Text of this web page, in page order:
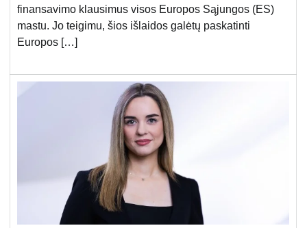
finansavimo klausimus visos Europos Sąjungos (ES)
mastu. Jo teigimu, šios išlaidos galėtų paskatinti
Europos […]